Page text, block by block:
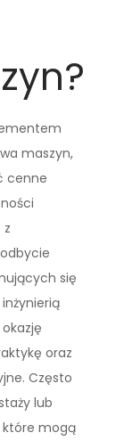
maszyn,
cenne
z
się
oraz
Często
lub
które mogą